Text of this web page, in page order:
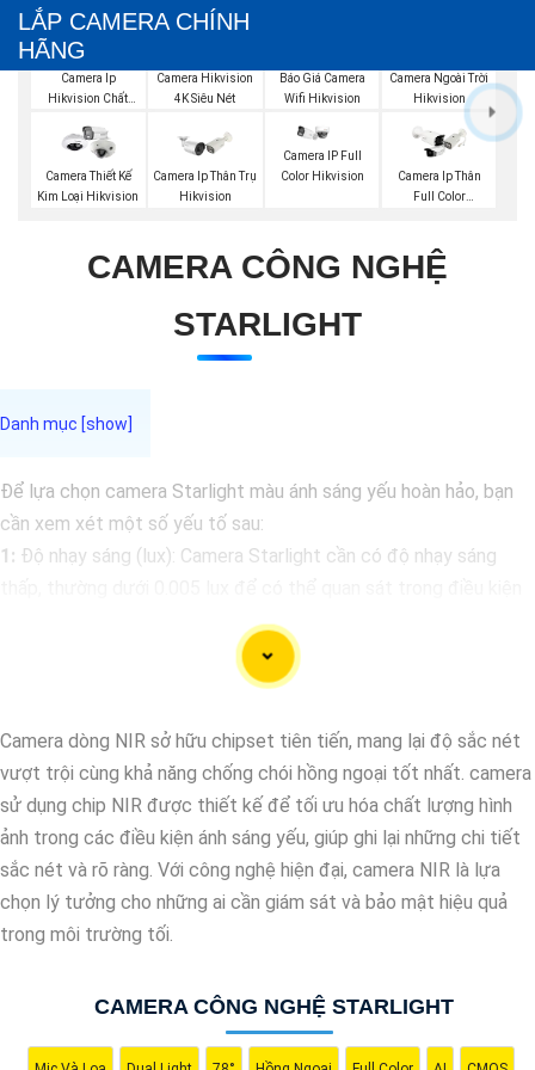
LẮP CAMERA CHÍNH
HÃNG
Camera Ip
Hikvision Chất
Camera Hikvision
4K Siêu Nét
Báo Giá Camera
Wifi Hikvision
Camera Ngoài Trời
Hikvision
Camera Thiết Kế
Kim Loại Hikvision
Camera Ip Thân Trụ
Hikvision
Camera IP Full
Color Hikvision
Camera Ip Thân
Full Color
CAMERA CÔNG NGHỆ
STARLIGHT
Để lựa chọn camera Starlight màu ánh sáng yếu hoàn hảo, bạn
cần xem xét một số yếu tố sau:
1: Độ nhạy sáng (lux): Camera Starlight cần có độ nhạy sáng
Độ phân giải: Chọn camera có độ phân giải cao để có hình
ảnh rõ nét, đặc biệt trong điều kiện ánh sáng yếu.
ngoại để cung cấp hình ảnh trong bóng tối. Chọn camera có
thông số hồng ngoại phù hợp với nhu cầu giám sát của bạn.
🛑4:Chất lượng và thương hiệu: Chọn camera từ các nhà sản
xuất uy tín, có chất lượng sản phẩm tốt và hỗ trợ kỹ thuật sau
bán hàng đáng tin cậy.
♋5: Khả năng chống nước và bụi: Nếu bạn sử dụng camera
ngoài trời, hãy chọn camera có khả năng chống nước và bụi để
Tùy thuộc vào nhu cầu sử dụng cụ thể của bạn, bạn nên tham
Camera dòng NIR sở hữu chipset tiên tiến, mang lại độ sắc nét
vượt trội cùng khả năng chống chói hồng ngoại tốt nhất. camera
sử dụng chip NIR được thiết kế để tối ưu hóa chất lượng hình
ảnh trong các điều kiện ánh sáng yếu, giúp ghi lại những chi tiết
sắc nét và rõ ràng. Với công nghệ hiện đại, camera NIR là lựa
chọn lý tưởng cho những ai cần giám sát và bảo mật hiệu quả
trong môi trường tối.
CAMERA CÔNG NGHỆ STARLIGHT